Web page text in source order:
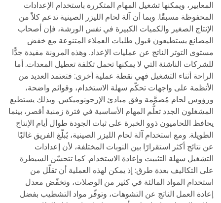
المعايير، ويمكنها تشغيل المهام المتكررة باستخدام الإعدادات
المحفوظة مسبقًا. وبما أن آلة لحام الليزر الصينية تدعم كلاً من
الإنتاج الصغير والكميات الكبيرة في نفس الورشة، فإن أصحاب
المصانع يستطيعون قبول طلبات العملاء المتنوعة مع خفض
مستوى التوتر الناتج عن عمليات الإعداد. وهذه المرونة مفيدة جدًّا
للشركات الناشئة التي لا يمكنها تحمل تكلفة تعطيل المعدات. أما
الراحة أثناء التشغيل فهي نقطة عملية أخرى: فتعتمد العديد من
الأنظمة على واجهات تحكّم سهلة الاستخدام، وقوائم واضحة،
ورؤوس لحام مُصمَّمة وفق مبادئ الإرجونوميكس. وبذلك يستطيع
المشغلون الجدد تعلُّم المهام الأساسية في فترة زمنية أقصر، بينما
يحافظ اللحاميون ذوو الخبرة على ثبات الجودة طوال أيام الإنتاج
الطويلة. ومع استخدام آلة لحام الليزر الصينية، يُبلّغ الفريق غالبًا
عن نتائج أكثر استقرارًا بين النوبات المختلفة، لأن إعدادات
التشغيل سهلة التثبيت وإعادة الاستخدام. كما تتحسّن السيطرة
على التكاليف بعدة طرق: إذ يمكن لهذه العملية أن تقلّل من
استخدام المواد المالئة في كثير من الوصلات، وتخفّض معدل
إعادة العمل الناتج عن التشوهات، وتوفّر مواد التشطيب بفضل